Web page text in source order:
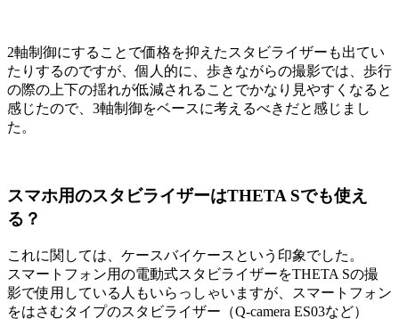
2軸制御にすることで価格を抑えたスタビライザーも出てい
たりするのですが、個人的に、歩きながらの撮影では、歩行
の際の上下の揺れが低減されることでかなり見やすくなると
感じたので、3軸制御をベースに考えるべきだと感じまし
た。
スマホ用のスタビライザーはTHETA Sでも使え
る？
これに関しては、ケースバイケースという印象でした。
スマートフォン用の電動式スタビライザーをTHETA Sの撮
影で使用している人もいらっしゃいますが、スマートフォン
をはさむタイプのスタビライザー（Q-camera ES03など）